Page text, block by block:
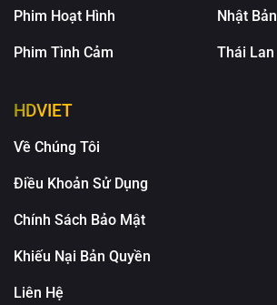
Phim Hoạt Hình
Phim Tình Cảm
Nhật Bản
Thái Lan
HDVIET
Về Chúng Tôi
Điều Khoản Sử Dụng
Chính Sách Bảo Mật
Khiếu Nại Bản Quyền
Liên Hệ